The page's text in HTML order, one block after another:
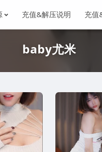
充值&解压说明 充值
baby尤米